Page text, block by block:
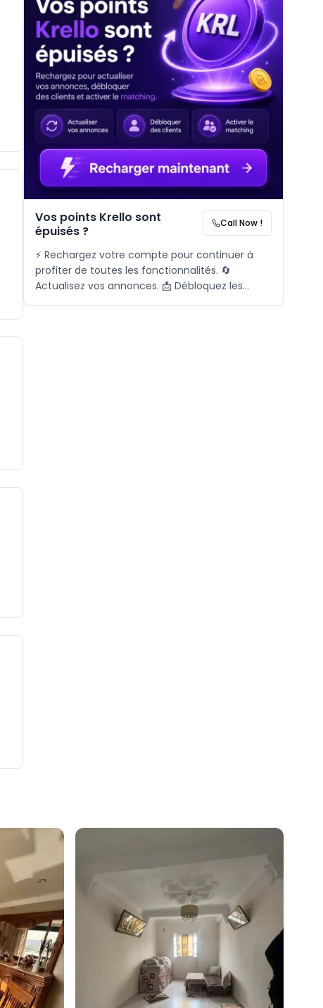
Vos points Krello sont
épuisés ?
Call Now !
⚡ Rechargez votre compte pour continuer à
profiter de toutes les fonctionnalités. 🔄
Actualisez vos annonces. 📩 Débloquez les